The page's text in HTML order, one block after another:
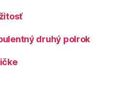
druhý polrok